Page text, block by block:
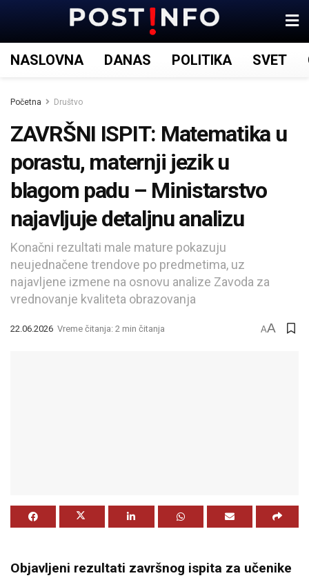
NASLOVNA DANAS POLITIKA SVET
Početna Društvo
ZAVRŠNI ISPIT: Matematika u
porastu, maternji jezik u
blagom padu – Ministarstvo
najavljuje detaljnu analizu
Konačni rezultati male mature pokazuju
neujednačene trendove po predmetima, uz
najavljene izmene na osnovu analize Zavoda za
vrednovanje kvaliteta obrazovanja
22.06.2026 Vreme čitanja: 2 min čitanja AA
Objavljeni rezultati završnog ispita za učenike